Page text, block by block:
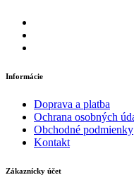
Informácie
Doprava a platba
Ochrana osobných
Obchodné podmienky
Kontakt
Zákaznícky účet